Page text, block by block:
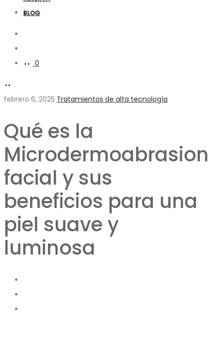
BLOG
0
febrero 6, 2025 Tratamientos de alta tecnología
Qué es la
Microdermoabrasion
facial y sus
beneficios para una
piel suave y
luminosa